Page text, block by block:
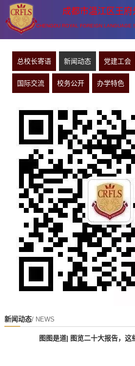
成都市温江区王府
CHENGDU ROYAL FOREIGN LANGUAGE
总校长寄语 新闻动态 党建工会
国际交流 校务公开 办学特色
新闻动态/ NEWS
图图是道| 图览二十大报告，这